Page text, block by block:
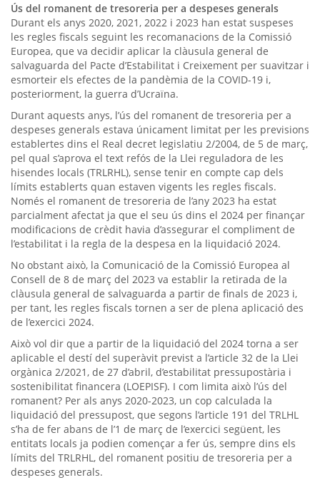
Ús del romanent de tresoreria per a despeses generals
Durant els anys 2020, 2021, 2022 i 2023 han estat suspeses
les regles fiscals seguint les recomanacions de la Comissió
Europea, que va decidir aplicar la clàusula general de
salvaguarda del Pacte d’Estabilitat i Creixement per suavitzar i
esmorteir els efectes de la pandèmia de la COVID-19 i,
posteriorment, la guerra d’Ucraïna.
Durant aquests anys, l’ús del romanent de tresoreria per a
despeses generals estava únicament limitat per les previsions
establertes dins el Real decret legislatiu 2/2004, de 5 de març,
pel qual s’aprova el text refós de la Llei reguladora de les
hisendes locals (TRLRHL), sense tenir en compte cap dels
límits establerts quan estaven vigents les regles fiscals.
Només el romanent de tresoreria de l’any 2023 ha estat
parcialment afectat ja que el seu ús dins el 2024 per finançar
modificacions de crèdit havia d’assegurar el compliment de
l’estabilitat i la regla de la despesa en la liquidació 2024.
No obstant això, la Comunicació de la Comissió Europea al
Consell de 8 de març del 2023 va establir la retirada de la
clàusula general de salvaguarda a partir de finals de 2023 i,
per tant, les regles fiscals tornen a ser de plena aplicació des
de l’exercici 2024.
Això vol dir que a partir de la liquidació del 2024 torna a ser
aplicable el destí del superàvit previst a l’article 32 de la Llei
orgànica 2/2021, de 27 d’abril, d’estabilitat pressupostària i
sostenibilitat financera (LOEPISF). I com limita això l’ús del
romanent? Per als anys 2020-2023, un cop calculada la
liquidació del pressupost, que segons l’article 191 del TRLHL
s’ha de fer abans de l’1 de març de l’exercici següent, les
entitats locals ja podien començar a fer ús, sempre dins els
límits del TRLRHL, del romanent positiu de tresoreria per a
despeses generals.